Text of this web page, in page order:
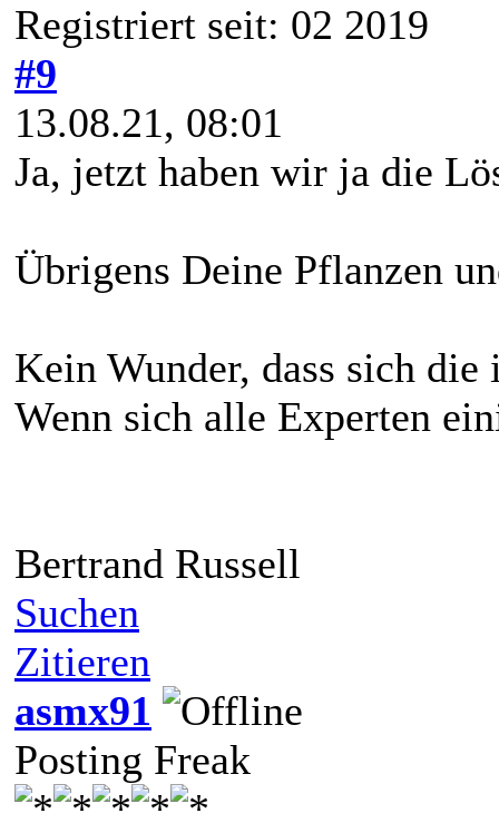
Registriert seit: 02 2019
#9
13.08.21, 08:01
Ja, jetzt haben wir ja die
Übrigens Deine Pflanzen
Kein Wunder, dass sich
Wenn sich alle Experten
Bertrand Russell
Suchen
Zitieren
asmx91
Posting Freak